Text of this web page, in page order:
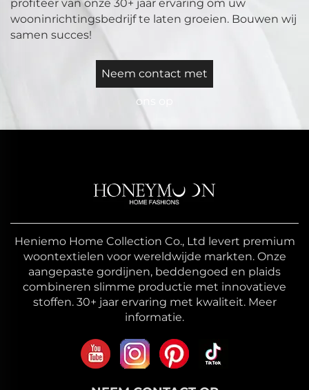
profiteer van onze 30+ jaar ervaring om uw
wooninrichtingsbedrijf te laten groeien. Bouwen wij
samen succes!
Neem contact met
ons op
Heniemo Home Collection Co., Ltd levert premium
woontextielen voor wereldwijde markten. Onze
aangepaste gordijnen, beddengoed en plaids
combineren slimme productie met innovatieve
stoffen. 30+ jaar ervaring met kwaliteit. Meer
informatie.